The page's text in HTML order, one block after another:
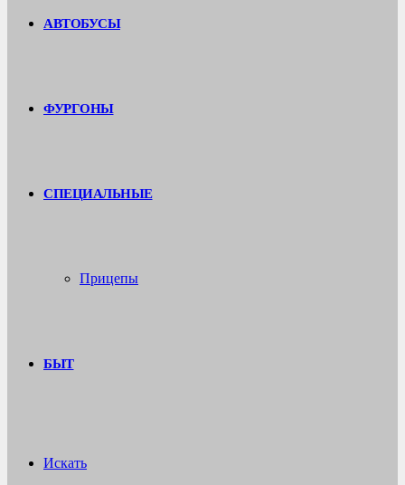
АВТОБУСЫ
ФУРГОНЫ
СПЕЦИАЛЬНЫЕ
Прицепы
БЫТ
Искать